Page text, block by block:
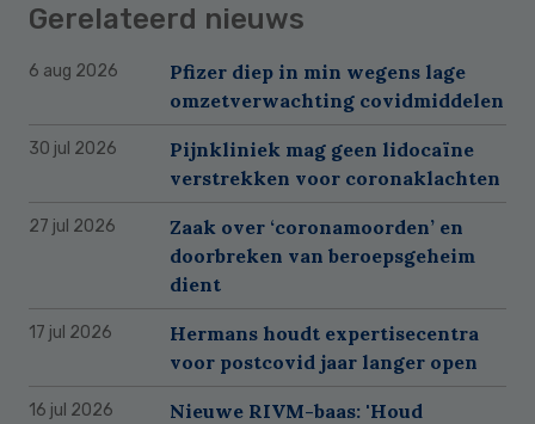
Gerelateerd nieuws
6 aug 2026
Pfizer diep in min wegens lage
omzetverwachting covidmiddelen
30 jul 2026
Pijnkliniek mag geen lidocaïne
verstrekken voor coronaklachten
27 jul 2026
Zaak over ‘coronamoorden’ en
doorbreken van beroepsgeheim
dient
17 jul 2026
Hermans houdt expertisecentra
voor postcovid jaar langer open
16 jul 2026
Nieuwe RIVM-baas: 'Houd